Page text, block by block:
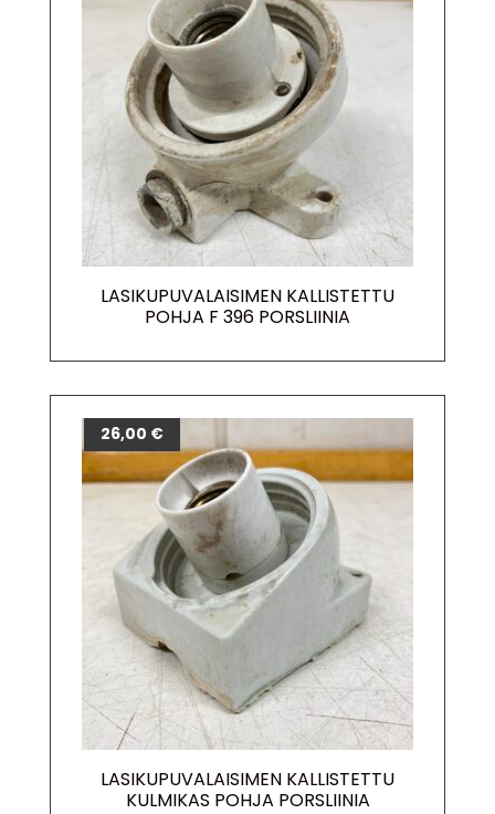
LASIKUPUVALAISIMEN KALLISTETTU
POHJA F 396 PORSLIINIA
LASIKUPUVALAISIMEN KALLISTETTU
KULMIKAS POHJA PORSLIINIA
26,00 €